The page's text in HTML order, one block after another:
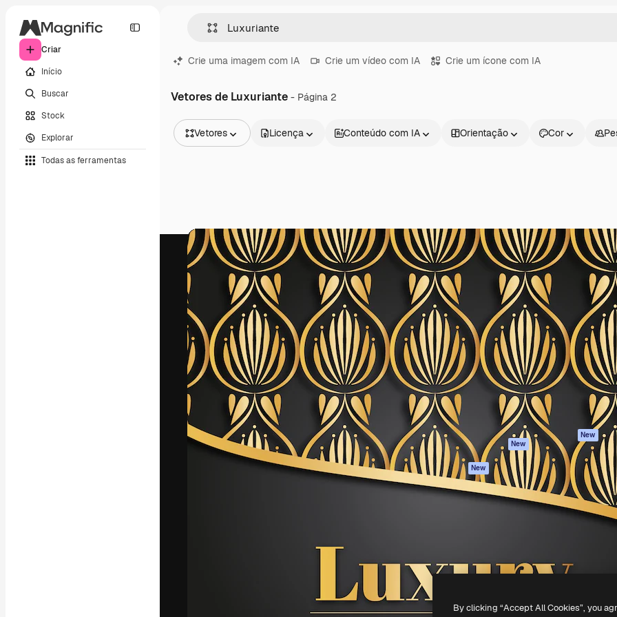
Criar
Início
Buscar
Stock
Explorar
Todas as ferramentas
Crie uma imagem com IA Crie um vídeo com IA Crie um ícone com IA
Vetores de Luxuriante - Página 2
Vetores
Vídeos
Clipes de vídeo
Animações
Modelos de vídeos
Ícones
Modelos 3D
Fontes
Licença Conteúdo com IA Orientação Cor
A plataforma criativa para você direcionar
seu melhor trabalho. Mais de 1 milhão de
assinantes entre criativos, empresas,
agências e estúdios.
Português
Produtos
Spaces
Assistente de IA
Gerador de
imagens
Gerador de vídeos
Texto para voz
Conteúdo de stock
MCP para
Claude/ChatGPT
New
Agentes New
API
App móvel
Começar
Academy
Documentação
Atendimento
Termos e
condições
Política de
privacidade
Originais
New
Política de
Central de
confiabilidade
Afiliados
Empresas
Freepik Company S.L.U. Todos os direitos reservados .
By clicking “Accept All Cookies”, you